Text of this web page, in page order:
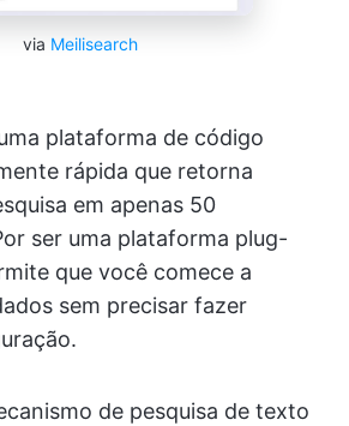
via Meilisearch
plataforma de código
rápida que retorna
em apenas 50
ser uma plataforma plug-
que você comece a
sem precisar fazer
de pesquisa de texto